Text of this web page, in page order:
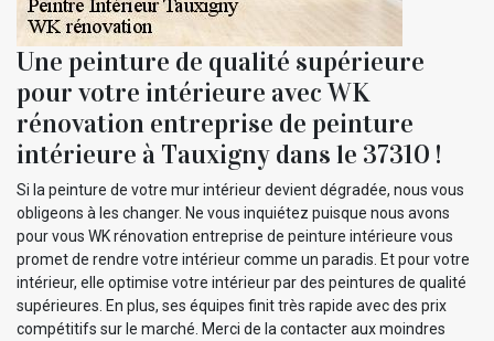
Une peinture de qualité supérieure
pour votre intérieure avec WK
rénovation entreprise de peinture
intérieure à Tauxigny dans le 37310 !
Si la peinture de votre mur intérieur devient dégradée, nous vous
obligeons à les changer. Ne vous inquiétez puisque nous avons
pour vous WK rénovation entreprise de peinture intérieure vous
promet de rendre votre intérieur comme un paradis. Et pour votre
intérieur, elle optimise votre intérieur par des peintures de qualité
supérieures. En plus, ses équipes finit très rapide avec des prix
compétitifs sur le marché. Merci de la contacter aux moindres